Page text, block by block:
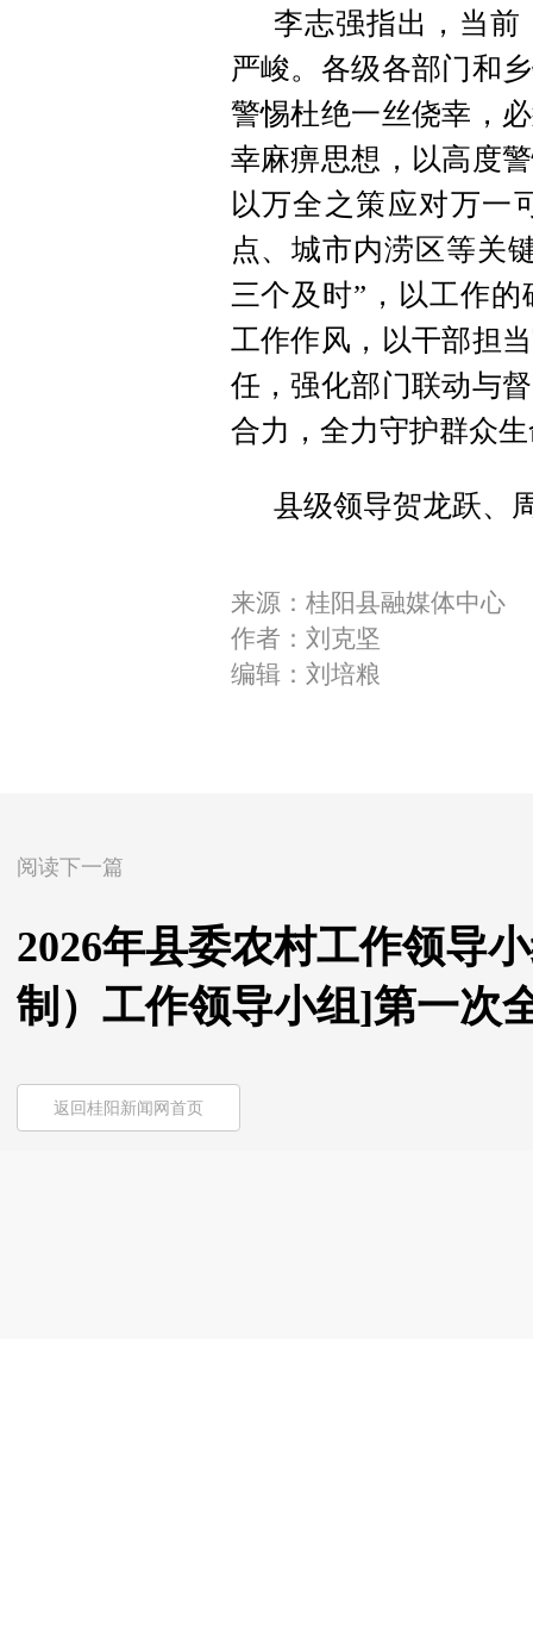
李志强指出，当
严峻。各级各部门和
警惕杜绝一丝侥幸，
幸麻痹思想，以高度
以万全之策应对万一
点、城市内涝区等关
三个及时”，以工作
工作作风，以干部担
任，强化部门联动与
合力，全力守护群众
县级领导贺龙跃、
来源：桂阳县融媒体中心
作者：刘克坚
编辑：刘培粮
阅读下一篇
2026年县委农村工作领导
制）工作领导小组]第一次
返回桂阳新闻网首页